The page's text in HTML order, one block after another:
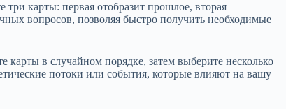
карты: первая отобразит прошлое, вторая –
вопросов, позволяя быстро получить необходимые
карты в случайном порядке, затем выберите несколько
потоки или события, которые влияют на вашу